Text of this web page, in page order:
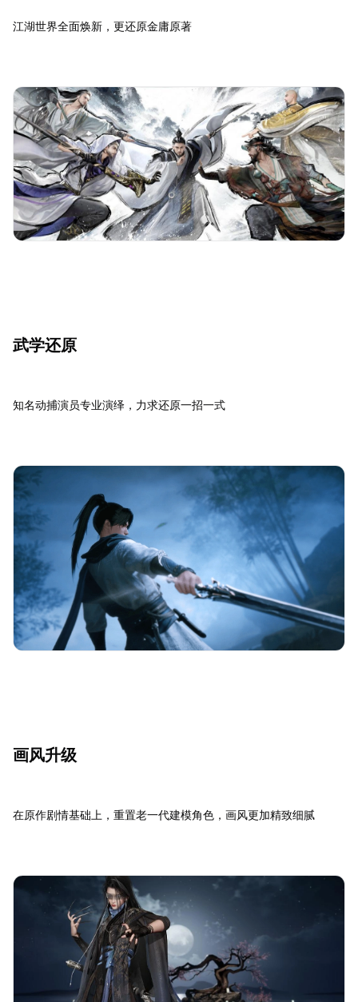
江湖世界全面焕新，更还原金庸原著
武学还原
知名动捕演员专业演绎，力求还原一招一式
画风升级
在原作剧情基础上，重置老一代建模角色，画风更加精致细腻